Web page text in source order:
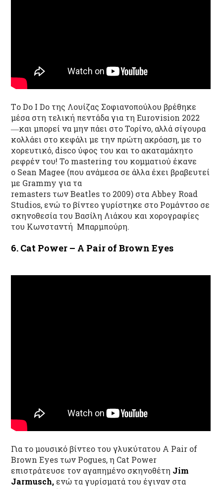
Τo Dο I Dο της Λουίζας Σοφιανοπούλου βρέθηκε
μέσα στη τελική πεντάδαγια τηEurovision 2022
―και μπορεί να μην πάει στο Τορίνο, αλλά σίγουρα
κολλάει στο κεφάλι με την πρώτη ακρόαση, με το
χορευτικό, discoύφος του και το ακαταμάχητο
ρεφρέν του!To mastering του κομματιού έκανε
ο Sean Magee (που ανάμεσα σε άλλα έχει βραβευτεί
με Grammy για τα
remasters των Beatles το 2009) στα Abbey Road
Studios, ενώ το βίντεογυρίστηκε στο Ρομάντσο σε
σκηνοθεσία του Βασίλη Λιάκου και χορογραφίες
του Κωνσταντή Μπαρμπούρη.
6. Cat Power – A Pair of Brown Eyes
Για το μουσικό βίντεο του γλυκύτατου A Pair of
Brown Eyes των Pogues,η Cat Power
επιστράτευσε τον αγαπημένο σκηνοθέτη Jim
Jarmusch, ενώ τα γυρίσματά του έγιναν στα